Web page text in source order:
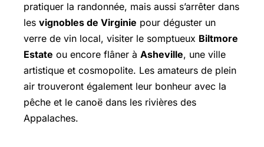
pratiquer la randonnée, mais aussi s’arrêter dans
les vignobles de Virginie pour déguster un
verre de vin local, visiter le somptueux Biltmore
Estate ou encore flâner à Asheville, une ville
artistique et cosmopolite. Les amateurs de plein
air trouveront également leur bonheur avec la
pêche et le canoë dans les rivières des
Appalaches.